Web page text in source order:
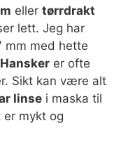
eller tørrdrakt
lett. Jeg har
mm med hette
Hansker er ofte
Sikt kan være alt
linse i maska til
mykt og